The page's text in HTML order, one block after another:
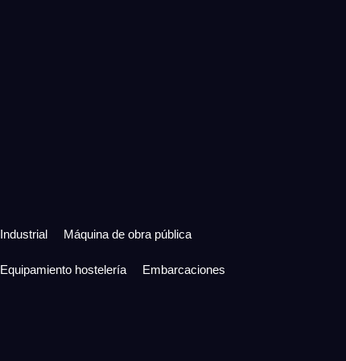
Máquina de obra pública
Equipamiento hostelería Embarcaciones